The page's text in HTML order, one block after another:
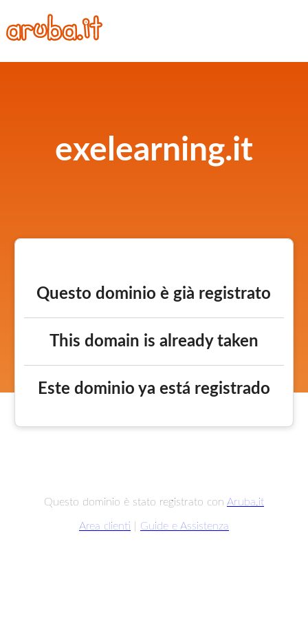
exelearning.it
Questo dominio è già registrato
This domain is already taken
Este dominio ya está registrado
Questo dominio è stato registrato con Aruba.it
Area clienti Guide e Assistenza